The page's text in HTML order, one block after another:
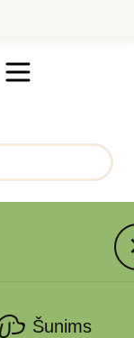
Šunims